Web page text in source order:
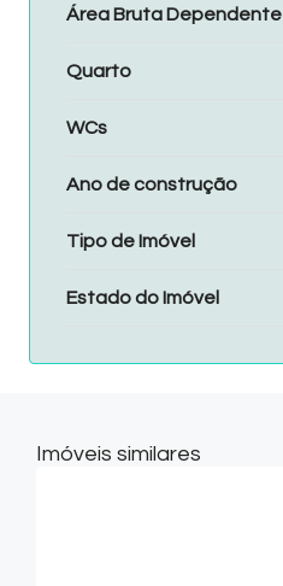
Área Bruta Dependente
Quarto
WCs
Ano de construção
Tipo de Imóvel
Estado do Imóvel
Imóveis similares